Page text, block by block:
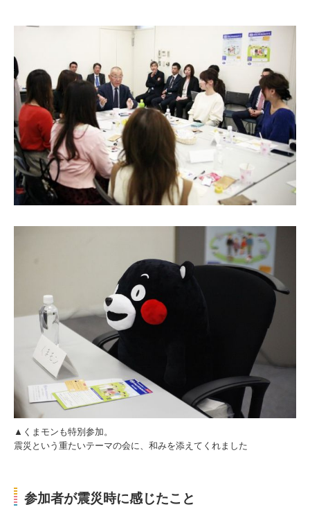
▲くまモンも特別参加。
震災という重たいテーマの会に、和みを添えてくれました
参加者が震災時に感じたこと